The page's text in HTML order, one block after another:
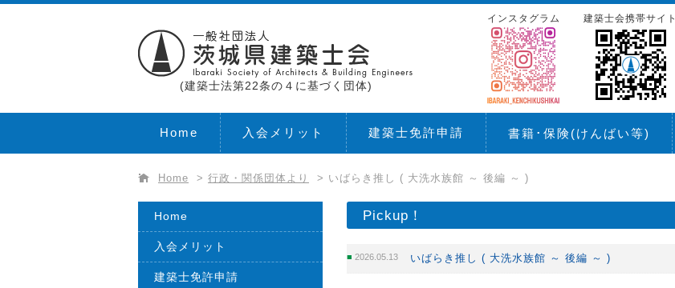
(建築士法第22条の４に基づく団体)
建築士会携帯サイト
インスタグラム
Home 入会メリット 建築士免許申請 書籍･保険(けんばい等)
Home > 行政・関係団体より > いばらき推し ( 大洗水族館 ～ 後編 ～ )
Pickup！
2026.05.13 いばらき推し ( 大洗水族館 ～ 後編 ～ )
Home
入会メリット
建築士免許申請